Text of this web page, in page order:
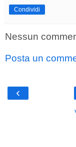
Condividi
Nessun
Posta un
‹